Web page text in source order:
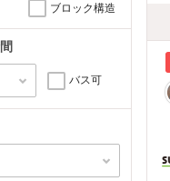
ブロック構造
バス可